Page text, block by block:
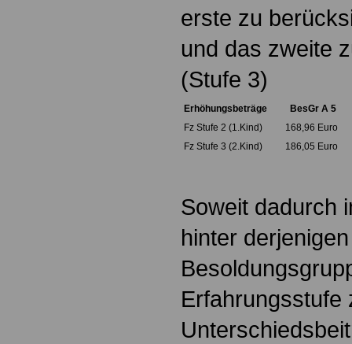
erste zu
und das zweite
(Stufe 3)
Erhöhungsbeträge
BesGr A 5
Fz Stufe 2 (1.Kind)
168,96 Euro
Fz Stufe 3 (2.Kind)
186,05 Euro
Soweit dadurch
hinter
Erfahrungsstufe